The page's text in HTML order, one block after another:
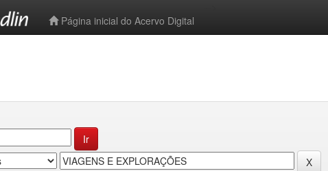
Página inicial do Acervo Digital